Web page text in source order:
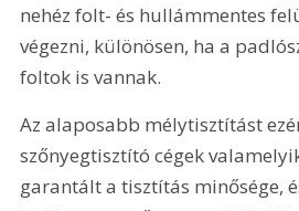
nehéz folt- és hullámmentes
végezni, különösen, ha a
foltok is vannak.
Az alaposabb mélytisztítást
szőnyegtisztító cégek
garantált a tisztítás minősége,